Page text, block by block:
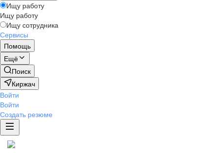
Ищу работу
Ищу работу
Ищу сотрудника
Сервисы
Помощь
Ещё
Поиск
Киржач
Войти
Войти
Создать резюме